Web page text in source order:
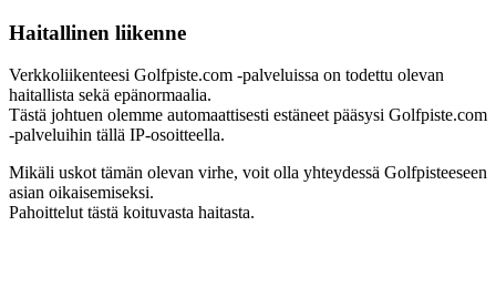
Haitallinen liikenne
Verkkoliikenteesi Golfpiste.com -palveluissa on todettu olevan
haitallista sekä epänormaalia.
Tästä johtuen olemme automaattisesti estäneet pääsysi Golfpiste.com
-palveluihin tällä IP-osoitteella.
Mikäli uskot tämän olevan virhe, voit olla yhteydessä Golfpisteeseen
asian oikaisemiseksi.
Pahoittelut tästä koituvasta haitasta.